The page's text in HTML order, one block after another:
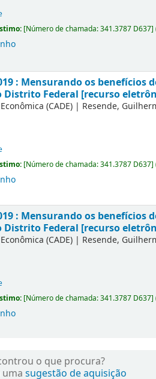
[Número de chamada:341.3787 D637]
: Mensurando os benefícios
Distrito Federal [recurso
(CADE) | Resende,
[Número de chamada:341.3787 D637]
: Mensurando os benefícios
Distrito Federal [recurso
(CADE) | Resende,
[Número de chamada:341.3787 D637]
o que procura?
uma sugestão de aquisição